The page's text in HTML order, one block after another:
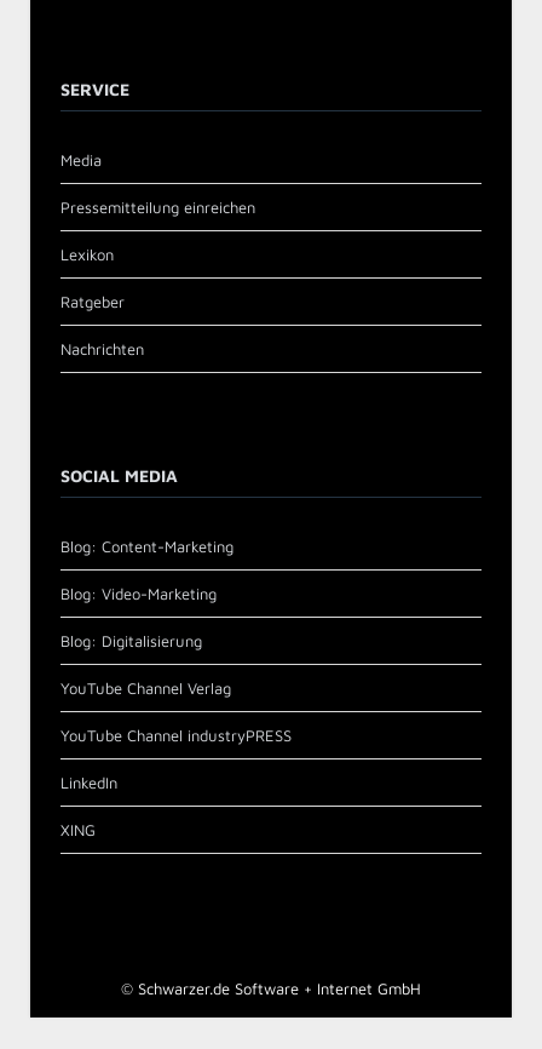
SERVICE
Media
Pressemitteilung einreichen
Lexikon
Ratgeber
Nachrichten
SOCIAL MEDIA
Blog: Content-Marketing
Blog: Video-Marketing
Blog: Digitalisierung
YouTube Channel Verlag
YouTube Channel industryPRESS
LinkedIn
XING
© Schwarzer.de Software + Internet GmbH